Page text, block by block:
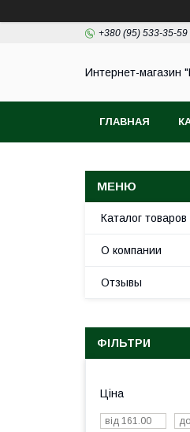
+380 (95) 533-35-59
Интернет-магазин
ГЛАВНАЯ
Каталог товаров
О компании
Отзывы
ФІЛЬТРИ
Ціна